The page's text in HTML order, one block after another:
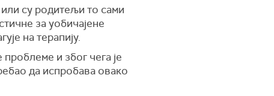
или су родитељи то сами
за уобичајене
на терапију.
и због чега је
да испробава овако